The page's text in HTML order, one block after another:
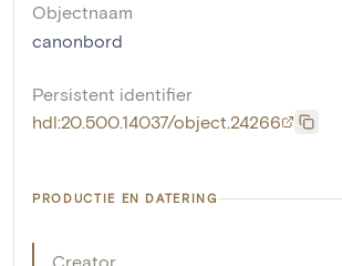
Objectnaam
canonbord
Persistent identifier
hdl:20.500.14037/object.24266
PRODUCTIE EN DATERING
Creator